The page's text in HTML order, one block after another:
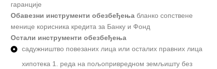
гаранције
Обавезни инструменти обезбеђења бланко сопствене
менице корисника кредита за Банку и Фонд
Остали инструменти обезбеђења
садужништво повезаних лица или осталих правних лица
хипотека 1. реда на пољопривредном земљишту без